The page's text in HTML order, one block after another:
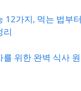
12가지, 먹는 법부
리
를 위한 완벽 식사